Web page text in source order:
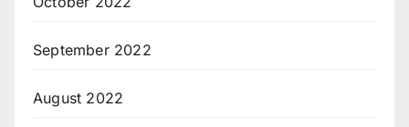
September 2022
August 2022